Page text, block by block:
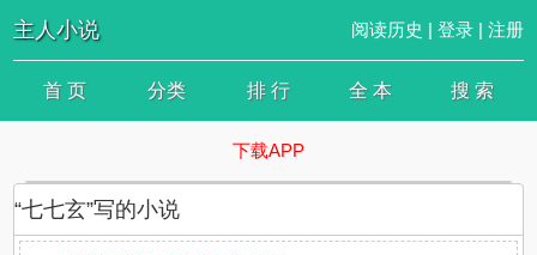
主人小说 阅读历史 | 登录| 注册
首 页 分类 排 行 全 本 搜 索
下载APP
“七七玄”写的小说